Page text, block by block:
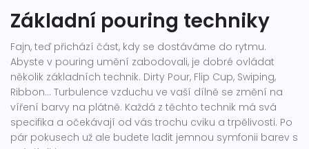
Základní pouring techniky
Fajn, teď přichází část, kdy se dostáváme do rytmu.
Abyste v pouring umění zabodovali, je dobré ovládat
několik základních technik. Dirty Pour, Flip Cup, Swiping,
Ribbon... Turbulence vzduchu ve vaší dílně se změní na
víření barvy na plátně. Každá z těchto technik má svá
specifika a očekávají od vás trochu cviku a trpělivosti. Po
pár pokusech už ale budete ladit jemnou symfonii barev s